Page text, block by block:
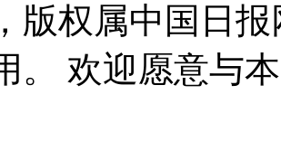
版权属中国日
。 欢迎愿意与